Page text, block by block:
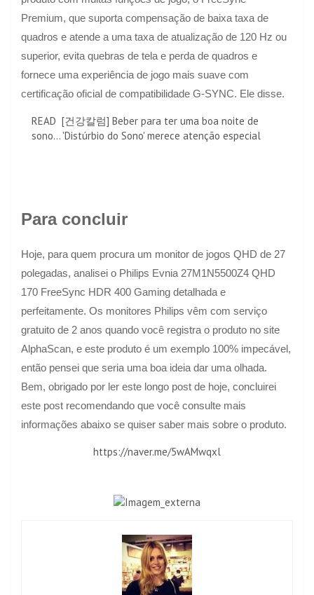
Premium, que suporta compensação de baixa taxa de
quadros e atende a uma taxa de atualização de 120 Hz ou
superior, evita quebras de tela e perda de quadros e
fornece uma experiência de jogo mais suave com
certificação oficial de compatibilidade G-SYNC. Ele disse.
READ [건강칼럼] Beber para ter uma boa noite de
sono... 'Distúrbio do Sono' merece atenção especial
Para concluir
Hoje, para quem procura um monitor de jogos QHD de 27
polegadas, analisei o Philips Evnia 27M1N5500Z4 QHD
170 FreeSync HDR 400 Gaming detalhada e
perfeitamente. Os monitores Philips vêm com serviço
gratuito de 2 anos quando você registra o produto no site
AlphaScan, e este produto é um exemplo 100% impecável,
então pensei que seria uma boa ideia dar uma olhada.
Bem, obrigado por ler este longo post de hoje, concluirei
este post recomendando que você consulte mais
informações abaixo se quiser saber mais sobre o produto.
https://naver.me/5wAMwqxl